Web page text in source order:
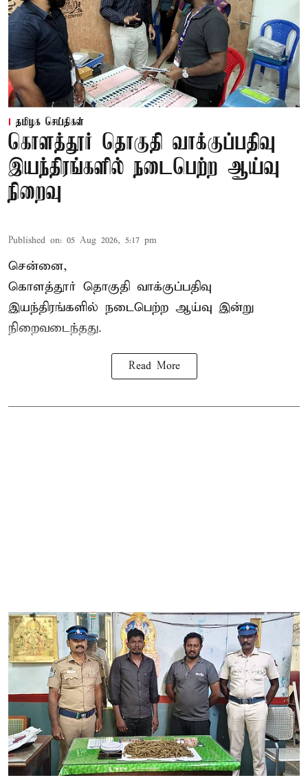
தமிழக செய்திகள்
கொளத்தூர் தொகுதி வாக்குப்பதிவு
இயந்திரங்களில் நடைபெற்ற ஆய்வு
நிறைவு
Published on: 05 Aug 2026, 5:17 pm
சென்னை,
கொளத்தூர் தொகுதி வாக்குப்பதிவு
இயந்திரங்களில் நடைபெற்ற ஆய்வு இன்று
நிறைவடைந்தது.
Read More